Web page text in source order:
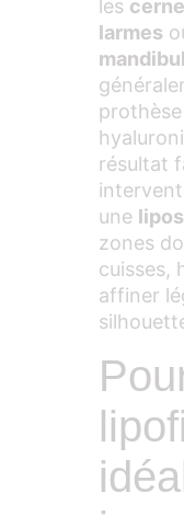
les
larmes
résultat
une
zones
cuisses,
affiner